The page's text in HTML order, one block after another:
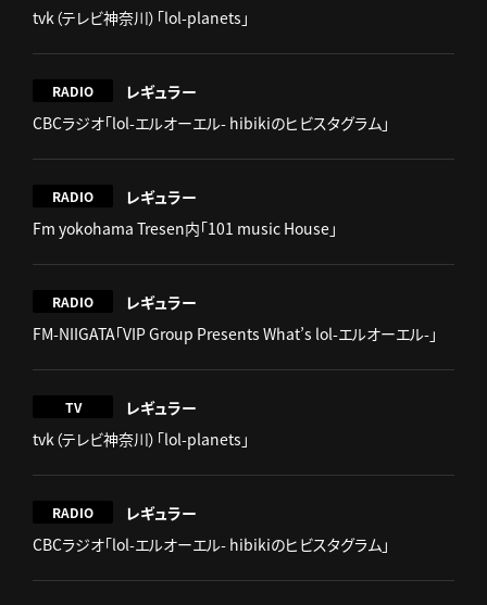
tvk（テレビ神奈川）「lol-planets」
RADIO
レギュラー
CBCラジオ「lol-エルオーエル- hibikiのヒビスタグラム」
RADIO
レギュラー
Fm yokohama Tresen内「101 music House」
RADIO
レギュラー
FM-NIIGATA「VIP Group Presents What’s lol-エルオーエル-」
TV
レギュラー
tvk（テレビ神奈川）「lol-planets」
RADIO
レギュラー
CBCラジオ「lol-エルオーエル- hibikiのヒビスタグラム」